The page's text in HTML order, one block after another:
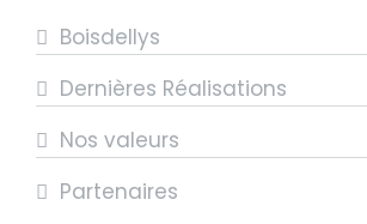
Boisdellys
Dernières Réalisations
Nos valeurs
Partenaires